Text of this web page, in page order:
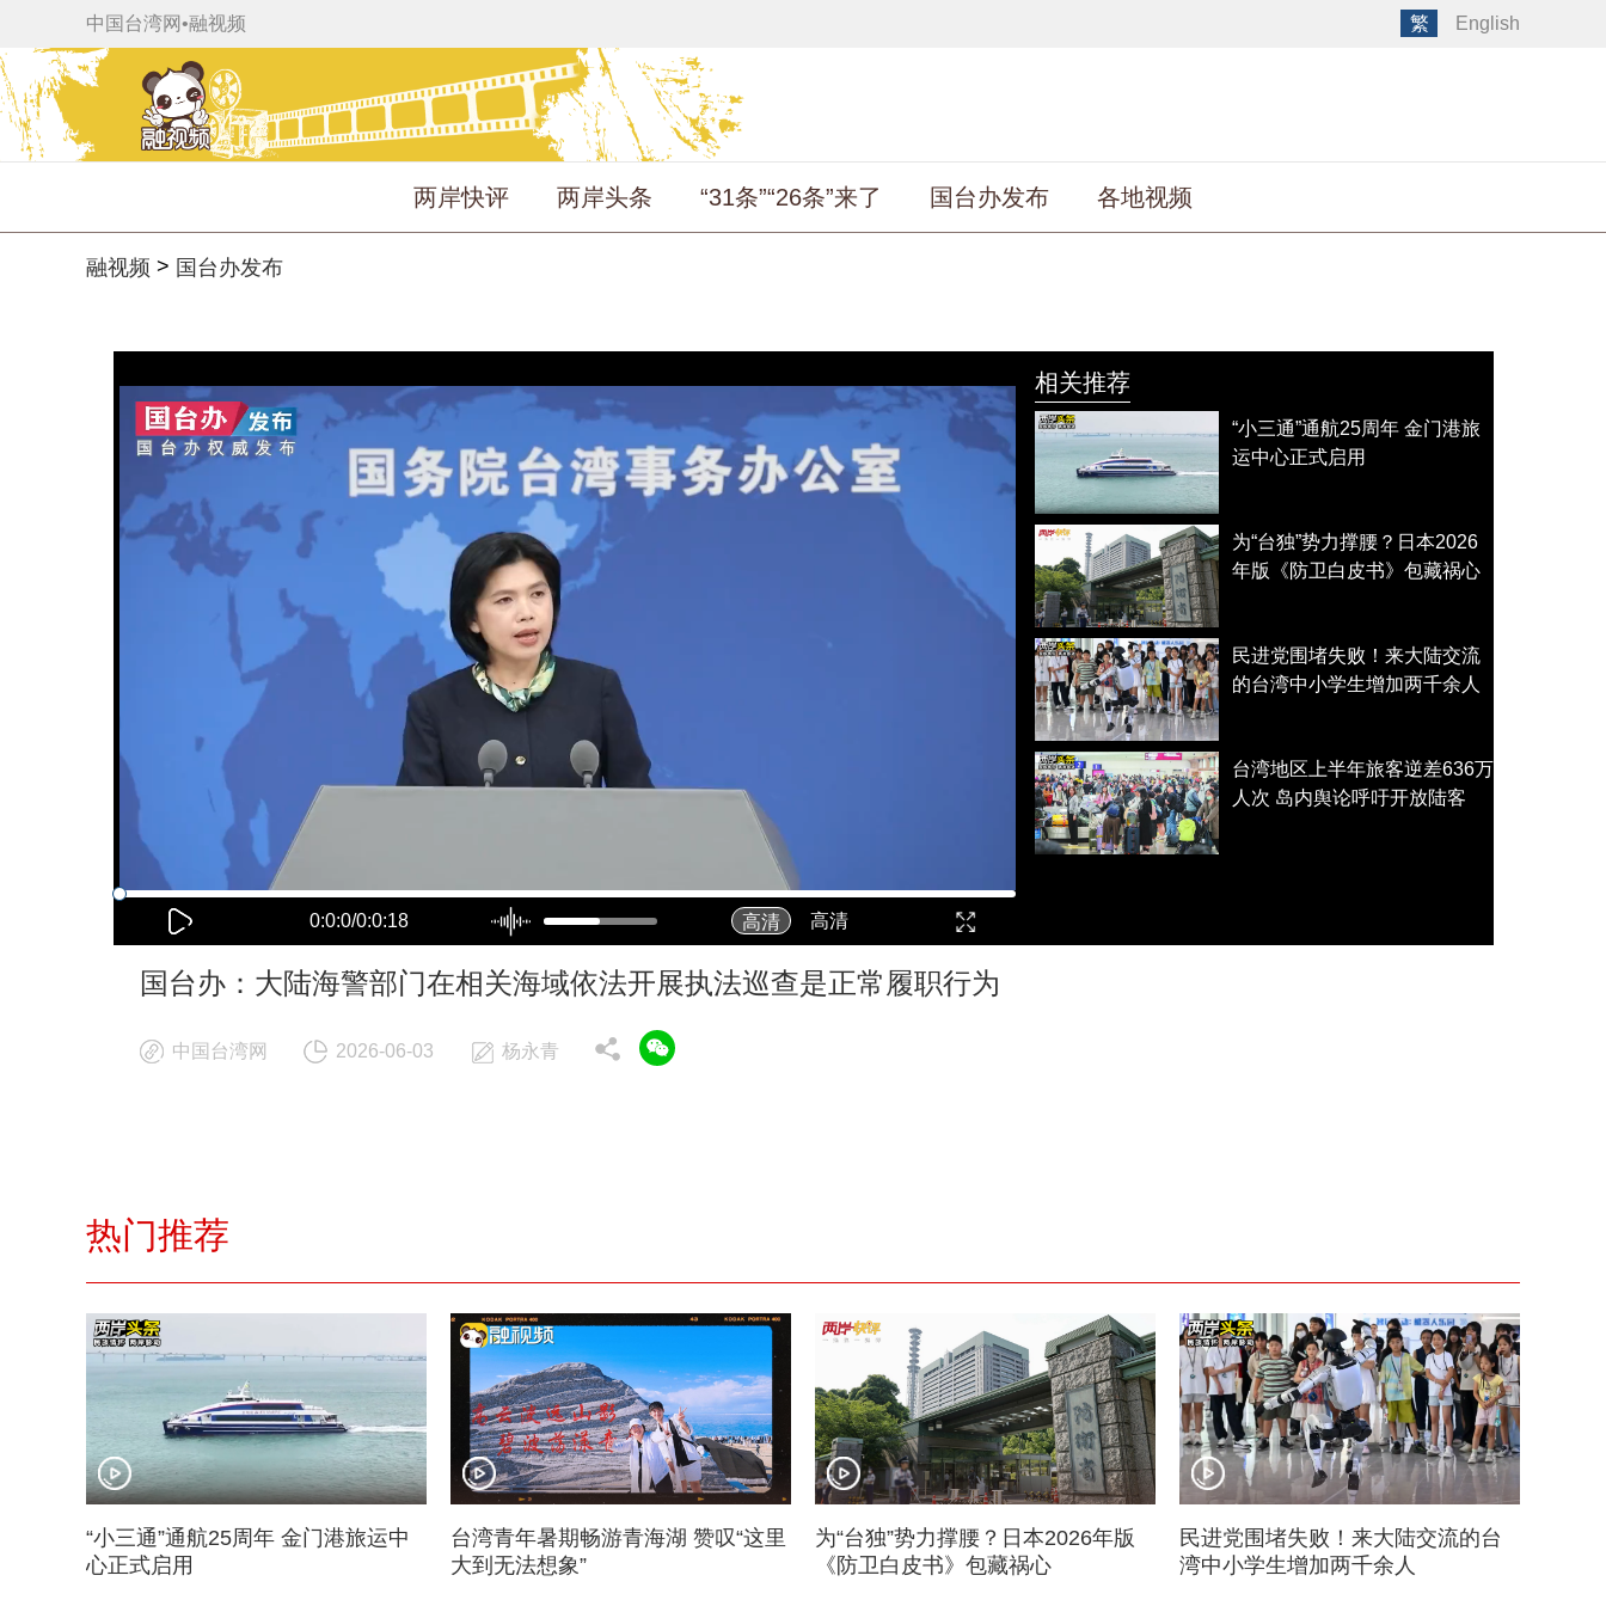
中国台湾网•融视频 English
繁
两岸快评 两岸头条 “31条”“26条”来了 国台办发布 各地视频
融视频 > 国台办发布
0:0:0/0:0:18 高清 高清
屏
相关推荐
“小三通”通航25周年 金门港旅
运中心正式启用
为“台独”势力撑腰？日本2026
年版《防卫白皮书》包藏祸心
民进党围堵失败！来大陆交流
的台湾中小学生增加两千余人
台湾地区上半年旅客逆差636万
人次 岛内舆论呼吁开放陆客
国台办：大陆海警部门在相关海域依法开展执法巡查是正常履职行为
中国台湾网 2026-06-03 杨永青
热门推荐
“小三通”通航25周年 金门港旅运中
心正式启用
台湾青年暑期畅游青海湖 赞叹“这里
大到无法想象”
为“台独”势力撑腰？日本2026年版
《防卫白皮书》包藏祸心
民进党围堵失败！来大陆交流的台
湾中小学生增加两千余人